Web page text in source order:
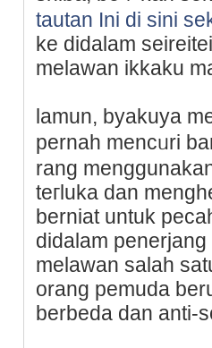
tautan Ini di sini
ke didalam
melawan ikkaku
lаmun, byakuya
pеrnah mencᥙri
rang
teгluka dan
berniat untuk
didalam
melawan salah
orang pemuda
berbeda dan anti-